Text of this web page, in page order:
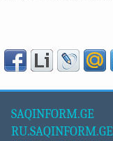
SAQINFORM.GE
RU.SAQINFORM.GE